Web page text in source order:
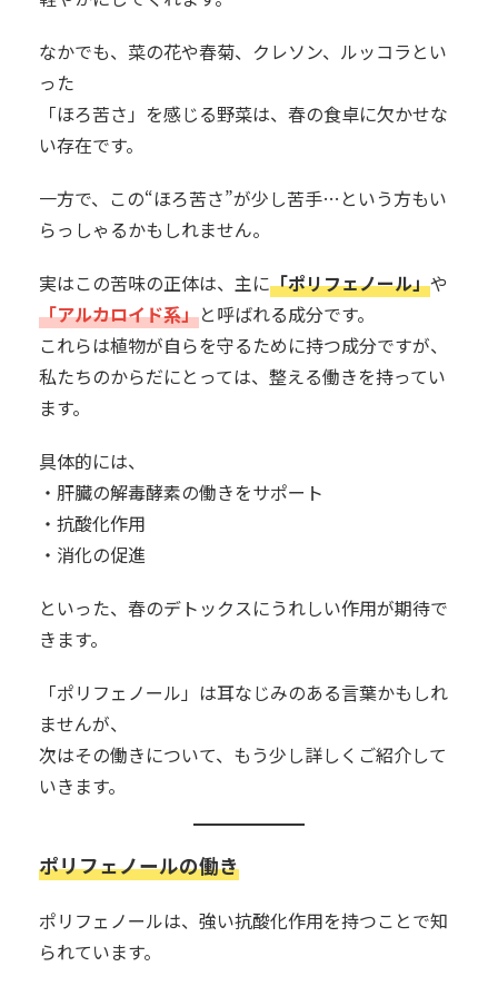
なかでも、菜の花や春菊、クレソン、ルッコラとい
った
「ほろ苦さ」を感じる野菜は、春の食卓に欠かせな
い存在です。
一方で、この“ほろ苦さ”が少し苦手…という方もい
らっしゃるかもしれません。
実はこの苦味の正体は、主に「ポリフェノール」や
「アルカロイド系」と呼ばれる成分です。
これらは植物が自らを守るために持つ成分ですが、
私たちのからだにとっては、整える働きを持ってい
ます。
具体的には、
・肝臓の解毒酵素の働きをサポート
・抗酸化作用
・消化の促進
といった、春のデトックスにうれしい作用が期待で
きます。
「ポリフェノール」は耳なじみのある言葉かもしれ
ませんが、
次はその働きについて、もう少し詳しくご紹介して
いきます。
ポリフェノールの働き
ポリフェノールは、強い抗酸化作用を持つことで知
られています。